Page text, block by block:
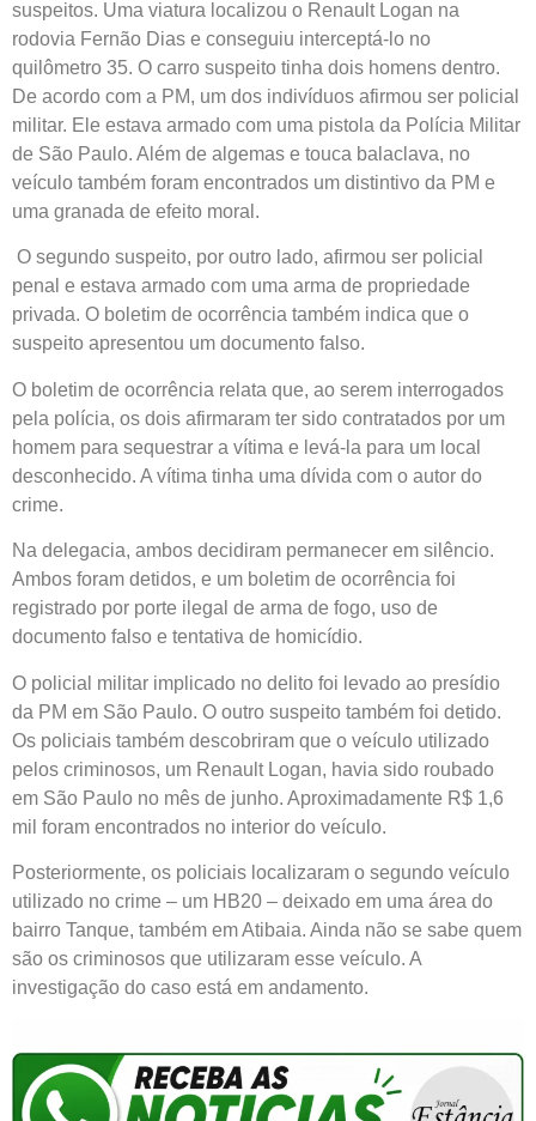
suspeitos. Uma viatura localizou o Renault Logan na
rodovia Fernão Dias e conseguiu interceptá-lo no
quilômetro 35. O carro suspeito tinha dois homens dentro.
De acordo com a PM, um dos indivíduos afirmou ser policial
militar. Ele estava armado com uma pistola da Polícia Militar
de São Paulo. Além de algemas e touca balaclava, no
veículo também foram encontrados um distintivo da PM e
uma granada de efeito moral.
O segundo suspeito, por outro lado, afirmou ser policial
penal e estava armado com uma arma de propriedade
privada. O boletim de ocorrência também indica que o
suspeito apresentou um documento falso.
O boletim de ocorrência relata que, ao serem interrogados
pela polícia, os dois afirmaram ter sido contratados por um
homem para sequestrar a vítima e levá-la para um local
desconhecido. A vítima tinha uma dívida com o autor do
crime.
Na delegacia, ambos decidiram permanecer em silêncio.
Ambos foram detidos, e um boletim de ocorrência foi
registrado por porte ilegal de arma de fogo, uso de
documento falso e tentativa de homicídio.
O policial militar implicado no delito foi levado ao presídio
da PM em São Paulo. O outro suspeito também foi detido.
Os policiais também descobriram que o veículo utilizado
pelos criminosos, um Renault Logan, havia sido roubado
em São Paulo no mês de junho. Aproximadamente R$ 1,6
mil foram encontrados no interior do veículo.
Posteriormente, os policiais localizaram o segundo veículo
utilizado no crime – um HB20 – deixado em uma área do
bairro Tanque, também em Atibaia. Ainda não se sabe quem
são os criminosos que utilizaram esse veículo. A
investigação do caso está em andamento.